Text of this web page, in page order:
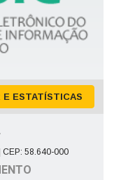
E ESTATÍSTICAS
58.640-000